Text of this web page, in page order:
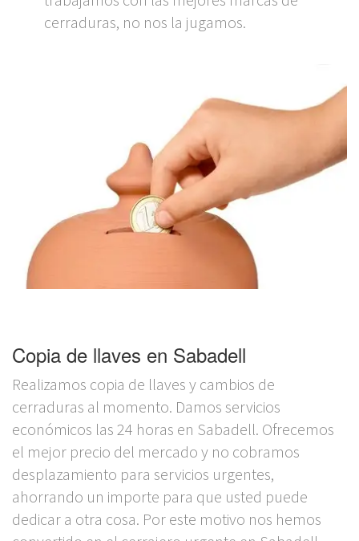
cerraduras, no nos la jugamos.
Copia de llaves en Sabadell
Realizamos copia de llaves y cambios de
cerraduras al momento. Damos servicios
económicos las 24 horas en Sabadell. Ofrecemos
el mejor precio del mercado y no cobramos
desplazamiento para servicios urgentes,
ahorrando un importe para que usted puede
dedicar a otra cosa. Por este motivo nos hemos